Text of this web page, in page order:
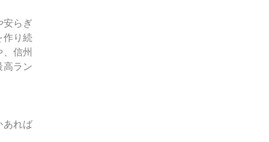
安らぎ
作り続
信州
高ラン
あれば